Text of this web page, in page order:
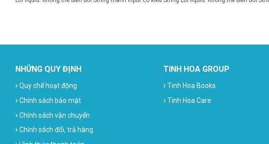
NHỮNG QUY ĐỊNH
› Quy chế hoạt động
› Chính sách bảo mật
› Chính sách vận chuyển
› Chính sách đổi, trả hàng
TINH HOA GROUP
› Tinh Hoa Books
› Tinh Hoa Care